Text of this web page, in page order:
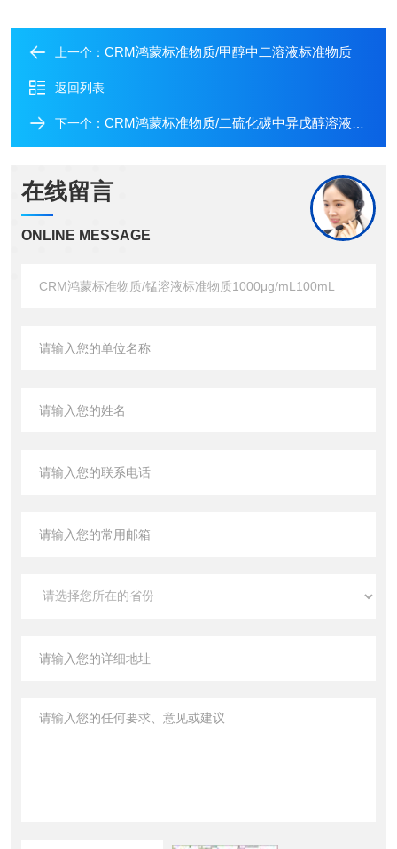
上一个： CRM鸿蒙标准物质/甲醇中二溶液标准物质
返回列表
下一个： CRM鸿蒙标准物质/二硫化碳中异戊醇溶液标准物质
在线留言
ONLINE MESSAGE